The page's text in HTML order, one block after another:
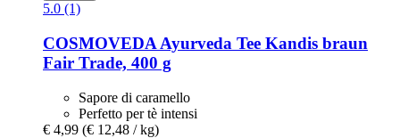
5.0 (1)
COSMOVEDA Ayurveda Tee Kandis braun
Fair Trade, 400 g
Sapore di caramello
Perfetto per tè intensi
€ 4,99 (€ 12,48 / kg)